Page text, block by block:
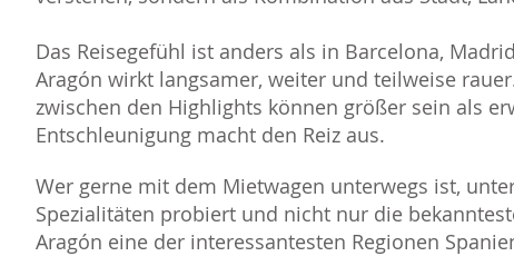
Das Reisegefühl ist anders als in Barcelona,
Aragón wirkt langsamer, weiter und teilweise
zwischen den Highlights können größer sein als
Entschleunigung macht den Reiz aus.
Wer gerne mit dem Mietwagen unterwegs ist,
Spezialitäten probiert und nicht nur die
Aragón eine der interessantesten Regionen